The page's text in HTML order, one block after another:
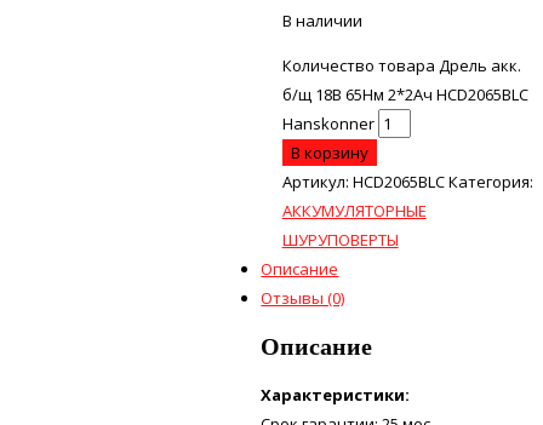
В наличии
Количество товара Дрель акк.
б/щ 18В 65Нм 2*2Ач HCD2065BLC
Hanskonner
В корзину
Артикул: HCD2065BLCКатегория:
АККУМУЛЯТОРНЫЕ
ШУРУПОВЕРТЫ
Описание
Отзывы (0)
Описание
Характеристики: